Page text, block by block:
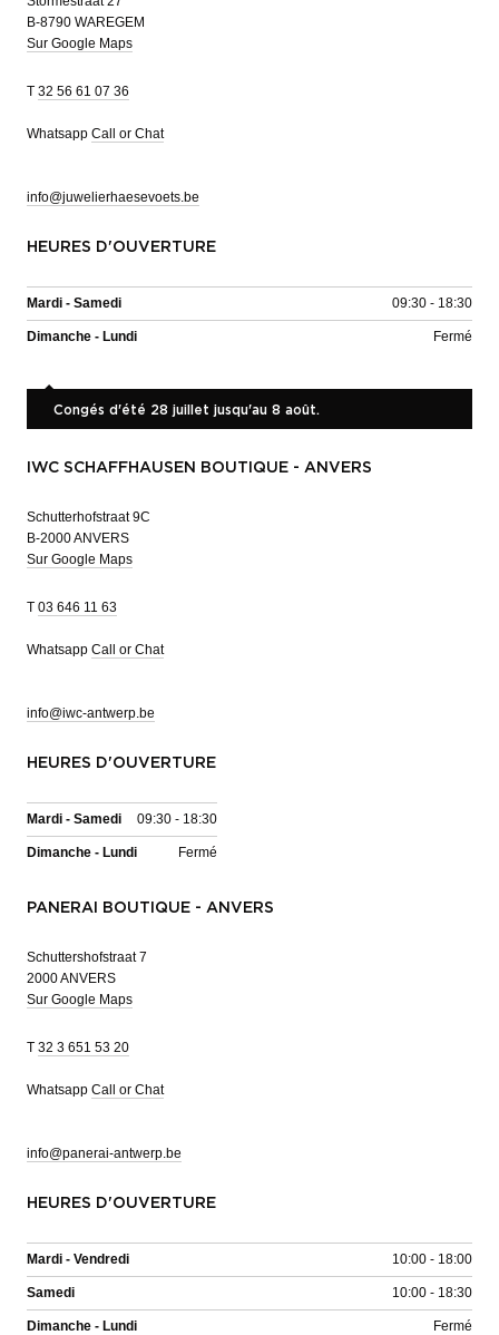
B-8790 WAREGEM
Sur Google Maps
T 32 56 61 07 36
Whatsapp Call or Chat
info@juwelierhaesevoets.be
HEURES D'OUVERTURE
Mardi - Samedi 09:30 - 18:30
Dimanche - Lundi Fermé
Congés d'été 28 juillet jusqu'au 8 août.
IWC SCHAFFHAUSEN BOUTIQUE - ANVERS
Schutterhofstraat 9C
B-2000 ANVERS
Sur Google Maps
T 03 646 11 63
Whatsapp Call or Chat
info@iwc-antwerp.be
HEURES D'OUVERTURE
Mardi - Samedi 09:30 - 18:30
Dimanche - Lundi Fermé
PANERAI BOUTIQUE - ANVERS
Schuttershofstraat 7
2000 ANVERS
Sur Google Maps
T 32 3 651 53 20
Whatsapp Call or Chat
info@panerai-antwerp.be
HEURES D'OUVERTURE
Mardi - Vendredi 10:00 - 18:00
Samedi 10:00 - 18:30
Dimanche - Lundi Fermé